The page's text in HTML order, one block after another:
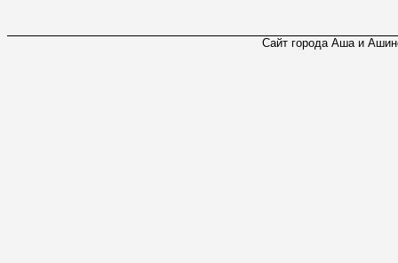
Сайт города Аша и